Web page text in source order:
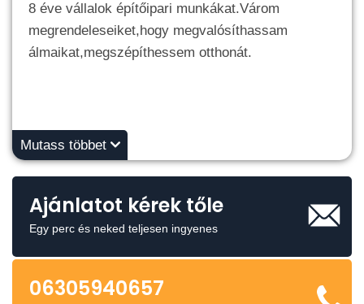
8 éve vállalok építőipari munkákat.Várom
megrendeleseiket,hogy megvalósíthassam
álmaikat,megszépíthessem otthonát.
Mutass többet
Ajánlatot kérek tőle
Egy perc és neked teljesen ingyenes
06305940657